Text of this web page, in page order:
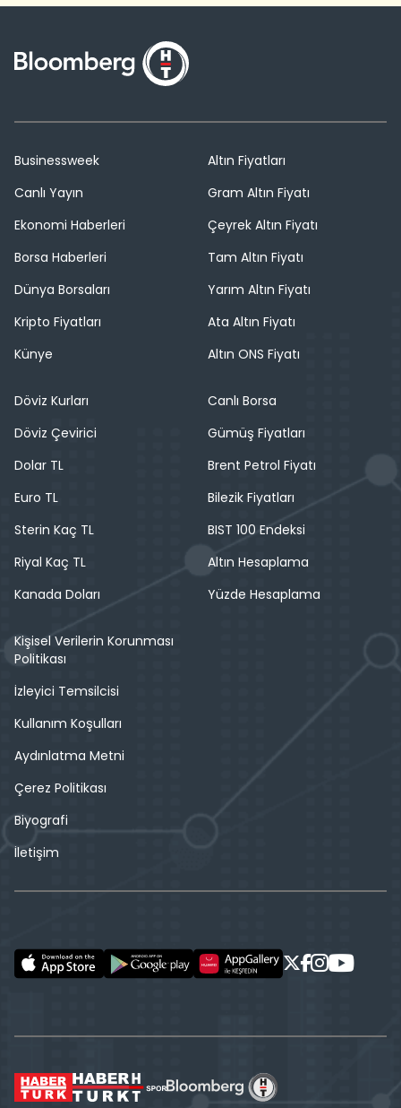
Businessweek
Canlı Yayın
Ekonomi Haberleri
Borsa Haberleri
Dünya Borsaları
Kripto Fiyatları
Künye
Altın Fiyatları
Gram Altın Fiyatı
Çeyrek Altın Fiyatı
Tam Altın Fiyatı
Yarım Altın Fiyatı
Ata Altın Fiyatı
Altın ONS Fiyatı
Döviz Kurları
Döviz Çevirici
Dolar TL
Euro TL
Sterin Kaç TL
Riyal Kaç TL
Kanada Doları
Canlı Borsa
Gümüş Fiyatları
Brent Petrol Fiyatı
Bilezik Fiyatları
BIST 100 Endeksi
Altın Hesaplama
Yüzde Hesaplama
Kişisel Verilerin Korunması
Politikası
İzleyici Temsilcisi
Kullanım Koşulları
Aydınlatma Metni
Çerez Politikası
Biyografi
İletişim